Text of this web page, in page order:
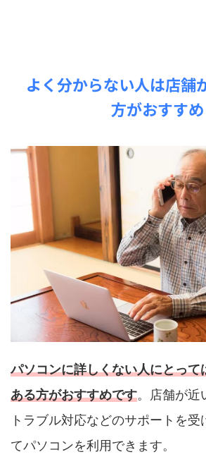
よく分からない人は店舗
方がおすすめ
パソコンに詳しくない人にとって
ある方がおすすめです。店舗が近
トラブル対応などのサポートを受
てパソコンを利用できます。